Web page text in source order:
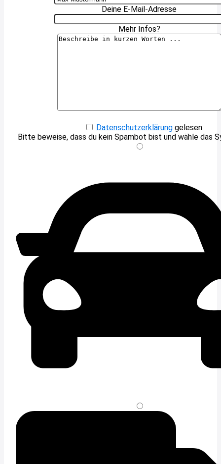
Deine E-Mail-Adresse
Mehr Infos?
Datenschutzerklärunggelesen
Bitte beweise, dass du kein Spambot bist und wähle das